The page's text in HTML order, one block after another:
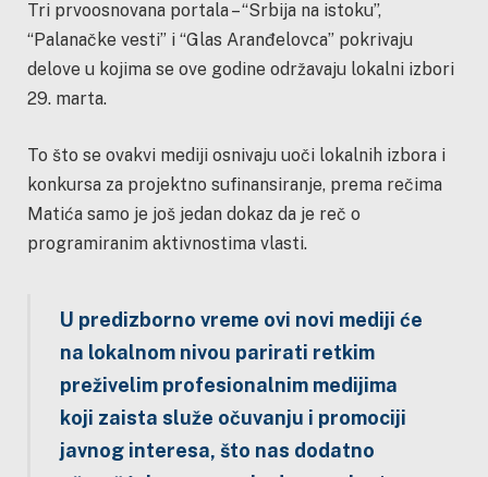
Tri prvoosnovana portala – “Srbija na istoku”,
“Palanačke vesti” i “Glas Aranđelovca” pokrivaju
delove u kojima se ove godine održavaju lokalni izbori
29. marta.
To što se ovakvi mediji osnivaju uoči lokalnih izbora i
konkursa za projektno sufinansiranje, prema rečima
Matića samo je još jedan dokaz da je reč o
programiranim aktivnostima vlasti.
U predizborno vreme ovi novi mediji će
na lokalnom nivou parirati retkim
preživelim profesionalnim medijima
koji zaista služe očuvanju i promociji
javnog interesa, što nas dodatno